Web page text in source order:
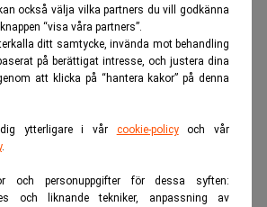
också välja vilka partners du vill godkänna
“visa våra partners”.
ditt samtycke, invända mot behandling
på berättigat intresse, och justera dina
att klicka på “hantera kakor” på denna
ytterligare i vår cookie-policyoch vår
.
och personuppgifter för dessa syften:
och liknande tekniker, anpassning av
skulle styra om sina investeringar
år
största nedgången för IBM-aktien
sedan åtminstone 1972 och
under börskraschen på Black
med stark efterfrågan på stordatorer